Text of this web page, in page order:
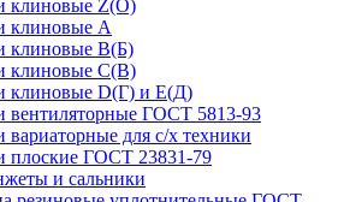
клиновые Z(О)
клиновые А
клиновые В(Б)
клиновые С(В)
клиновые D(Г) и Е(Д)
вентиляторные ГОСТ 5813-93
вариаторные для с/х техники
плоские ГОСТ 23831-79
и сальники